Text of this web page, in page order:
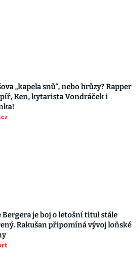
„kapela snů“, nebo hrůzy? Rapper
Ken, kytarista Vondráček i
Bergera je boj o letošní titul stále
Rakušan připomíná vývoj loňské